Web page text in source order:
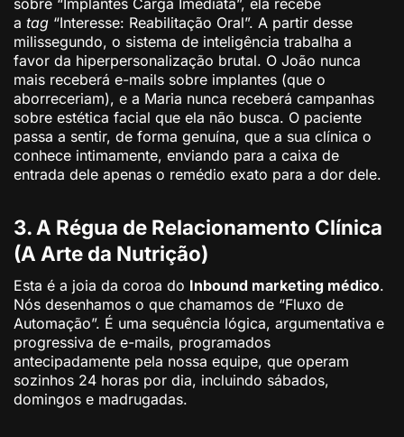
a tag “Interesse: Reabilitação Oral”. A partir desse
milissegundo, o sistema de inteligência trabalha a
favor da hiperpersonalização brutal. O João nunca
mais receberá e-mails sobre implantes (que o
aborreceriam), e a Maria nunca receberá campanhas
sobre estética facial que ela não busca. O paciente
passa a sentir, de forma genuína, que a sua clínica o
conhece intimamente, enviando para a caixa de
entrada dele apenas o remédio exato para a dor dele.
3. A Régua de Relacionamento Clínica
(A Arte da Nutrição)
Esta é a joia da coroa do Inbound marketing médico.
Nós desenhamos o que chamamos de “Fluxo de
Automação”. É uma sequência lógica, argumentativa e
progressiva de e-mails, programados
antecipadamente pela nossa equipe, que operam
sozinhos 24 horas por dia, incluindo sábados,
domingos e madrugadas.